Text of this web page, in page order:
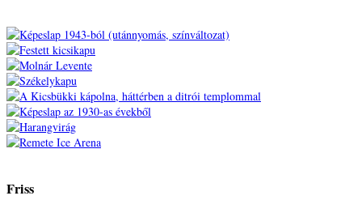
Friss